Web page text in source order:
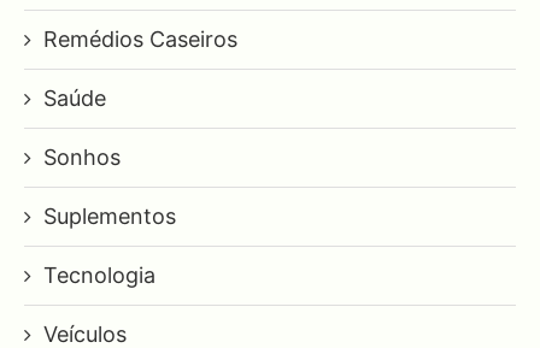
Remédios Caseiros
Saúde
Sonhos
Suplementos
Tecnologia
Veículos